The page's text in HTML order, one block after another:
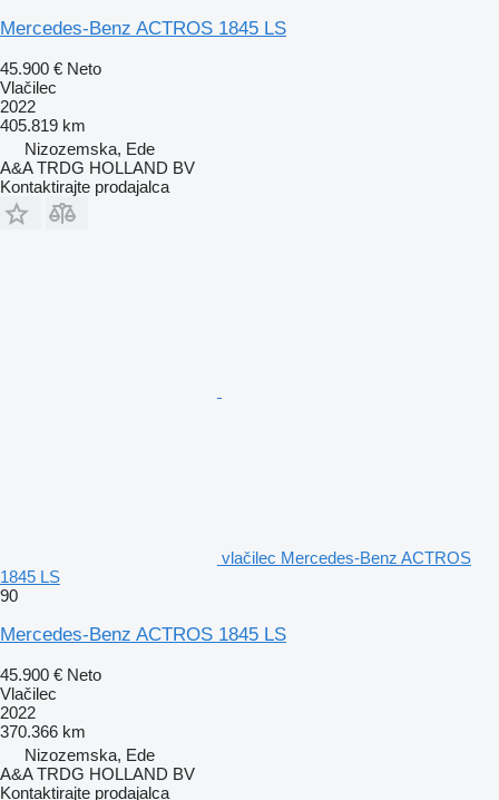
Mercedes-Benz ACTROS 1845 LS
45.900 € Neto
Vlačilec
2022
405.819 km
Nizozemska, Ede
A&A TRDG HOLLAND BV
Kontaktirajte prodajalca
vlačilec Mercedes-Benz ACTROS
1845 LS
90
Mercedes-Benz ACTROS 1845 LS
45.900 € Neto
Vlačilec
2022
370.366 km
Nizozemska, Ede
A&A TRDG HOLLAND BV
Kontaktirajte prodajalca